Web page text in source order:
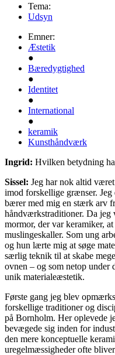
Tema:
Udsyn
Emner:
Æstetik
●
Bæredygtighed
●
Identitet
●
International
●
keramik
Kunsthåndværk
Ingrid: Hvilken betydning
Sissel: Jeg har nok altid
imod forskellige grænser.
bærer med mig en stærk arv
håndværkstraditioner. Da jeg
mormor, der var keramiker,
muslingeskaller. Som ung
og hun lærte mig at søge
særlig teknik til at skabe
ovnen – og som netop under
unik materialeæstetik.
Første gang jeg blev
forskellige traditioner og
på Bornholm. Her oplevede
bevægede sig inden for
den mere konceptuelle
uregelmæssigheder ofte